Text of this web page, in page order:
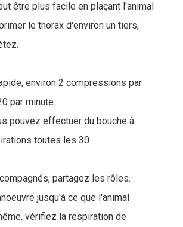
être plus facile en plaçant l'animal
le thorax d'environ un tiers,
environ 2 compressions par
par minute.
pouvez effectuer du bouche à
toutes les 30
partagez les rôles.
jusqu'à ce que l'animal
vérifiez la respiration de